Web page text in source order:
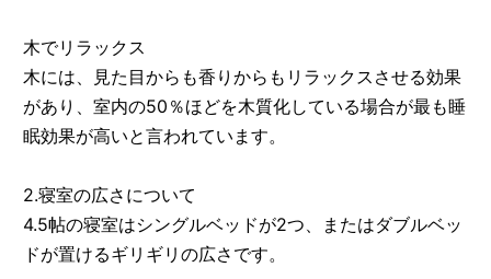
木でリラックス
木には、見た目からも香りからもリラックスさせる効果
があり、室内の50％ほどを木質化している場合が最も睡
眠効果が高いと言われています。
2.寝室の広さについて
4.5帖の寝室はシングルベッドが2つ、またはダブルベッ
ドが置けるギリギリの広さです。